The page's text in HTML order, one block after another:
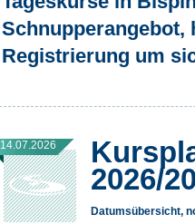
Schnupperangebot,
Registrierung um
14.07.2026
2026/
Datumsübersicht,